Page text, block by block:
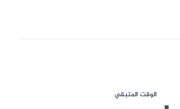
الوقت المتبقي